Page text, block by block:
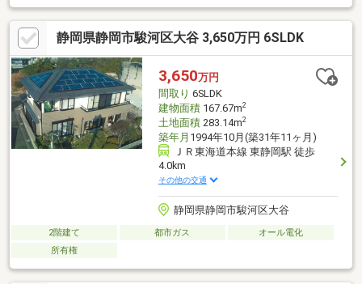
静岡県静岡市駿河区大谷 3,650万円 6SLDK
3,650万円
間取り 6SLDK
建物面積167.67m2
土地面積283.14m2
築年月 1994年10月(築31年11ヶ月)
ＪＲ東海道本線 東静岡駅 徒歩
4.0km
その他の交通
静岡県静岡市駿河区大谷
2階建て 都市ガス
オール電化
所有権